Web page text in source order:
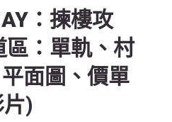
：揀樓攻
區：單軌、村
面圖、價單
)